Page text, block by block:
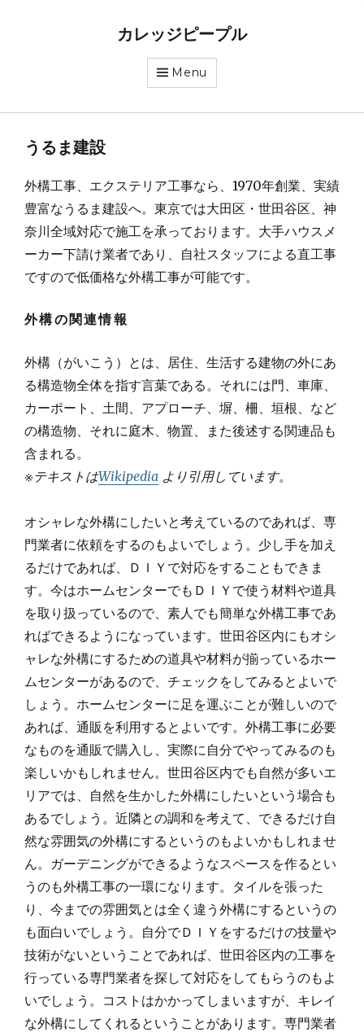
カレッジピープル
Menu
うるま建設
外構工事、エクステリア工事なら、1970年創業、実績
豊富なうるま建設へ。東京では大田区・世田谷区、神
奈川全域対応で施工を承っております。大手ハウスメ
ーカー下請け業者であり、自社スタッフによる直工事
ですので低価格な外構工事が可能です。
外構の関連情報
外構（がいこう）とは、居住、生活する建物の外にあ
る構造物全体を指す言葉である。それには門、車庫、
カーポート、土間、アプローチ、塀、柵、垣根、など
の構造物、それに庭木、物置、また後述する関連品も
含まれる。
※テキストはWikipedia より引用しています。
オシャレな外構にしたいと考えているのであれば、専
門業者に依頼をするのもよいでしょう。少し手を加え
るだけであれば、ＤＩＹで対応をすることもできま
す。今はホームセンターでもＤＩＹで使う材料や道具
を取り扱っているので、素人でも簡単な外構工事であ
ればできるようになっています。世田谷区内にもオシ
ャレな外構にするための道具や材料が揃っているホー
ムセンターがあるので、チェックをしてみるとよいで
しょう。ホームセンターに足を運ぶことが難しいので
あれば、通販を利用するとよいです。外構工事に必要
なものを通販で購入し、実際に自分でやってみるのも
楽しいかもしれません。世田谷区内でも自然が多いエ
リアでは、自然を生かした外構にしたいという場合も
あるでしょう。近隣との調和を考えて、できるだけ自
然な雰囲気の外構にするというのもよいかもしれませ
ん。ガーデニングができるようなスペースを作るとい
うのも外構工事の一環になります。タイルを張った
り、今までの雰囲気とは全く違う外構にするというの
も面白いでしょう。自分でＤＩＹをするだけの技量や
技術がないということであれば、世田谷区内の工事を
行っている専門業者を探して対応をしてもらうのもよ
いでしょう。コストはかかってしまいますが、キレイ
な外構にしてくれるということがあります。専門業者